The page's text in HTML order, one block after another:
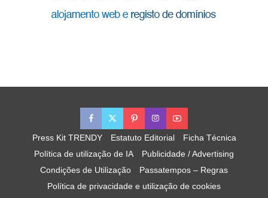
Press Kit TRENDY Estatuto Editorial
Ficha Técnica
Política de utilização de IA
Publicidade / Advertising
Condições de Utilização
Passatempos – Regras
Política de privacidade e utilização de cookies